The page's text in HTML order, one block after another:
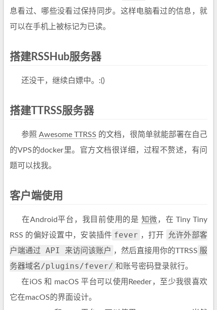
息看过、哪些没看过保持同步。这样电脑看过的信息，就
可以在手机上被标记为已读。
搭建RSSHub服务器
还没干，继续白嫖中。:()
搭建TTRSS服务器
参照Awesome TTRSS 的文档，很简单就能部署在自己
的VPS的docker里。官方文档很详细，过程不赘述，有问
题可以找我。
客户端使用
在Android平台，我目前使用的是 知微，在 Tiny Tiny
RSS 的偏好设置中，安装插件 fever ，打开
允许外部客
户端通过 API 来访问该账户 ，然后直接用你的TTRSS 服
务器域名/plugins/fever/ 和账号密码登录就行。
在iOS 和 macOS 平台可以使用Reeder，至少我很喜欢
它在macOS的界面设计。